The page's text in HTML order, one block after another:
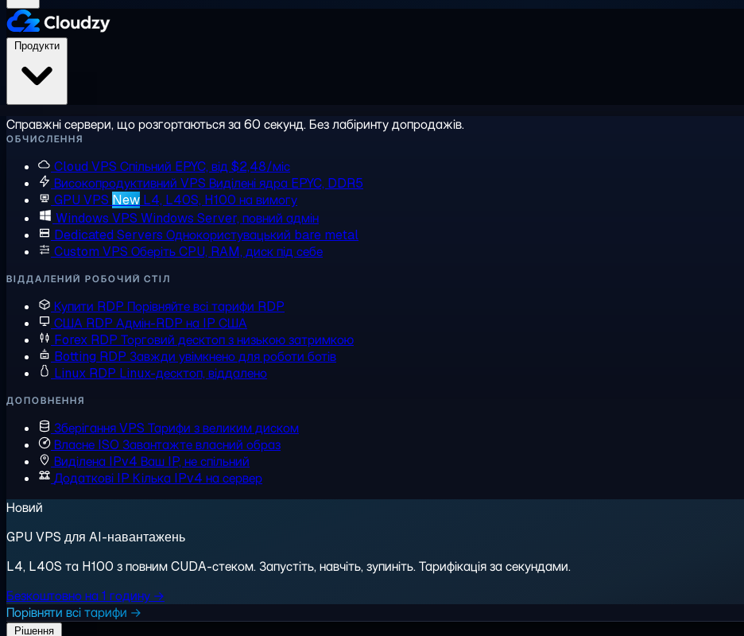
Справжні сервери, що розгортаються за 60 секунд. Без лабіринту допродажів.
ОБЧИСЛЕННЯ
Cloud VPS Спільний EPYC, від $2,48/міс
Високопродуктивний VPS Виділені ядра EPYC, DDR5
GPU VPS New L4, L40S, H100 на вимогу
Windows VPS Windows Server, повний адмін
Dedicated Servers Однокористувацький bare metal
Custom VPS Оберіть CPU, RAM, диск під себе
ВІДДАЛЕНИЙ РОБОЧИЙ СТІЛ
Купити RDP Порівняйте всі тарифи RDP
США RDP Адмін-RDP на IP США
Forex RDP Торговий десктоп з низькою затримкою
Botting RDP Завжди увімкнено для роботи ботів
Linux RDP Linux-десктоп, віддалено
ДОПОВНЕННЯ
Зберігання VPS Тарифи з великим диском
Власне ISO Завантажте власний образ
Виділена IPv4 Ваш IP, не спільний
Додаткові IP Кілька IPv4 на сервер
Новий
GPU VPS для AI-навантажень
L4, L40S та H100 з повним CUDA-стеком. Запустіть, навчіть, зупиніть. Тарифікація за секундами.
Безкоштовно на 1 годину →
Порівняти всі тарифи →